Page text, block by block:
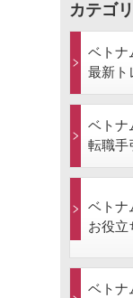
カテゴリ
ベトナ
最新ト
ベトナ
転職手
ベトナ
お役立
ベトナ